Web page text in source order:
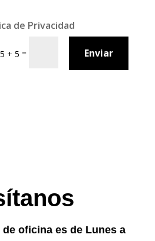
de Privacidad
+ 5 = Enviar
oficina es de Lunes a